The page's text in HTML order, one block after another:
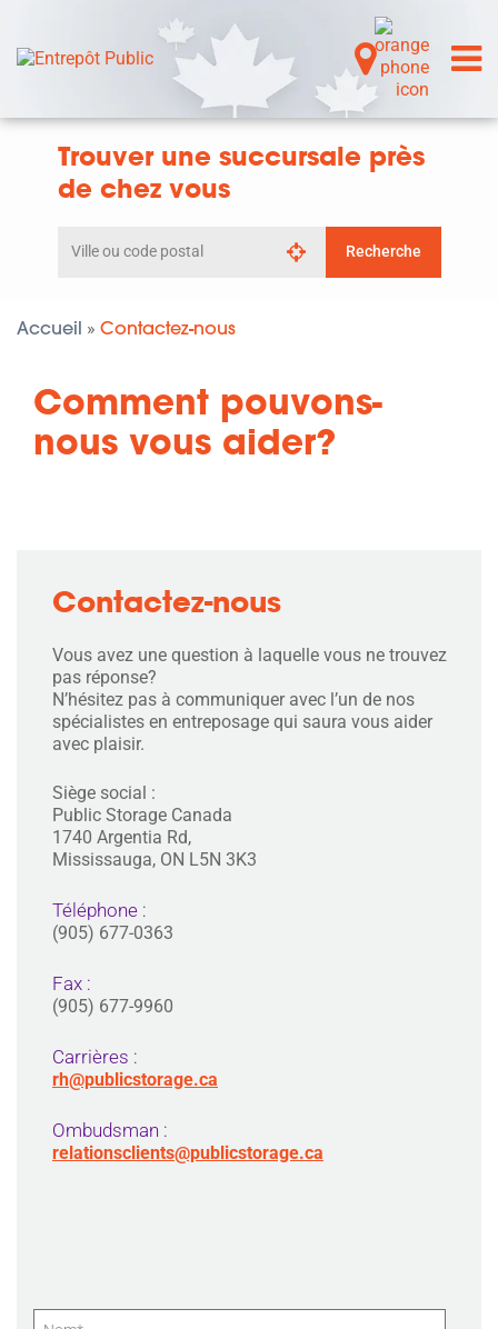
Trouver une succursale près
de chez vous
par
code
Recherche
Accueil » Contactez-nous
Comment pouvons-
nous vous aider?
Contactez-nous
Vous avez une question à laquelle vous ne trouvez
pas réponse?
N’hésitez pas à communiquer avec l’un de nos
spécialistes en entreposage qui saura vous aider
avec plaisir.
Siège social :
Public Storage Canada
1740 Argentia Rd,
Mississauga, ON L5N 3K3
Téléphone :
(905) 677-0363
Fax :
(905) 677-9960
Carrières :
rh@publicstorage.ca
Ombudsman :
relationsclients@publicstorage.ca